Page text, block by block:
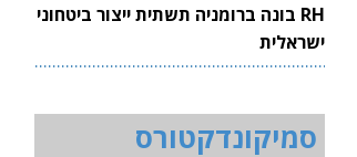
RH בונה ברומניה תשתית ייצור ביטחוני
ישראלית
סמיקונדקטורס